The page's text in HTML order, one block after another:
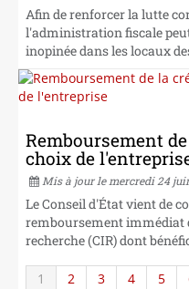
Afin de renforcer la lutte
l'administration fiscale
inopinée dans les locaux
Remboursement
choix de
Mis à jour le mercredi 24
Le Conseil d'État vient de
remboursement immédiat
recherche (CIR) dont
1 2 3 4 5